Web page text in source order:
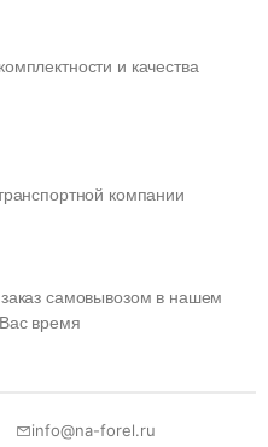
и качества
компании
самовывозом в нашем
время
info@na-forel.ru